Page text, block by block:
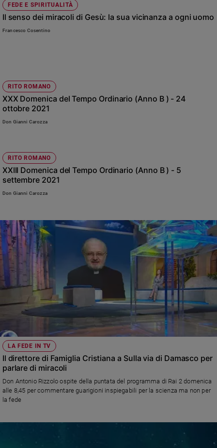
FEDE E SPIRITUALITÀ
Il senso dei miracoli di Gesù: la sua vicinanza a ogni uomo
Francesco Cosentino
RITO ROMANO
XXX Domenica del Tempo Ordinario (Anno B ) - 24
ottobre 2021
Don Gianni Carozza
RITO ROMANO
XXIII Domenica del Tempo Ordinario (Anno B ) - 5
settembre 2021
Don Gianni Carozza
LA FEDE IN TV
Il direttore di Famiglia Cristiana a Sulla via di Damasco per
parlare di miracoli
Don Antonio Rizzolo ospite della puntata del programma di Rai 2 domenica
alle 8,45 per commentare guarigioni inspiegabili per la scienza ma non per
la fede